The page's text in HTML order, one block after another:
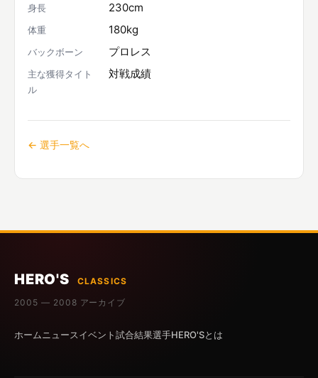
身長 230cm
体重 180kg
バックボーン プロレス
主な獲得タイト
ル
対戦成績
← 選手一覧へ
HERO'S
CLASSICS
2005 — 2008 アーカイブ
ホームニュースイベント試合結果選手HERO'Sとは